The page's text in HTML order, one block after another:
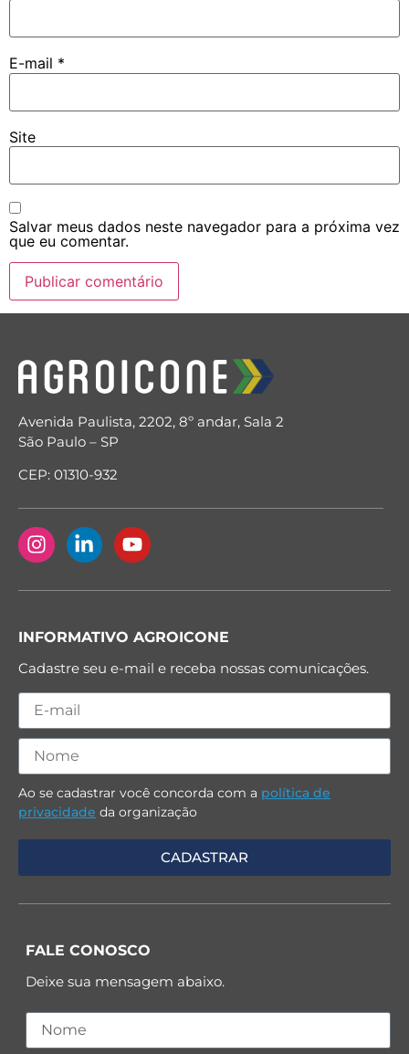
E-mail *
Site
Salvar meus dados neste navegador para a próxima vez
que eu comentar.
Avenida Paulista, 2202, 8º andar, Sala 2
São Paulo – SP
CEP: 01310-932
INFORMATIVO AGROICONE
Cadastre seu e-mail e receba nossas comunicações.
Ao se cadastrar você concorda com a política de
privacidade da organização
FALE CONOSCO
Deixe sua mensagem abaixo.